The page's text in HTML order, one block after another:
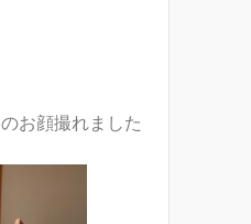
のお顔撮れました